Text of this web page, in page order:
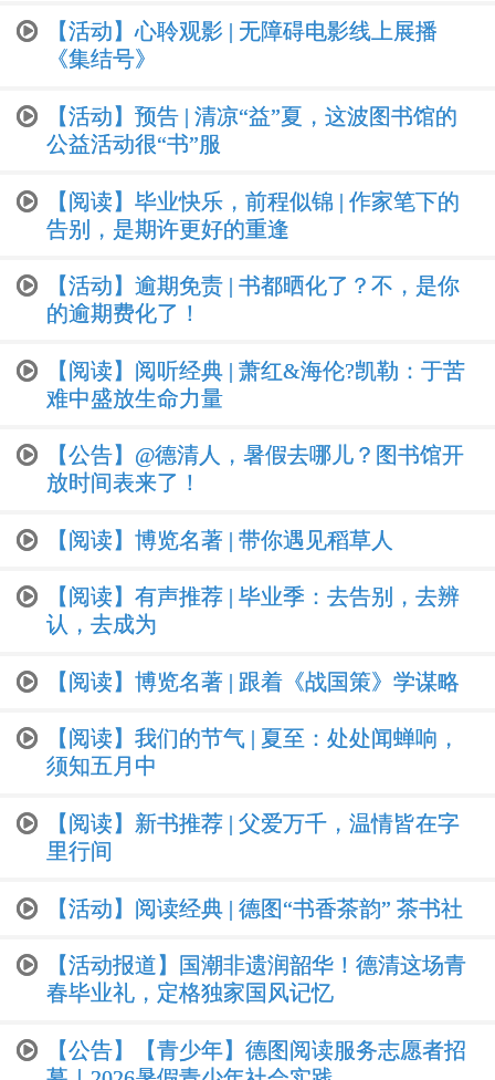
【活动】心聆观影 | 无障碍电影线上展播
《集结号》
【活动】预告 | 清凉“益”夏，这波图书馆的
公益活动很“书”服
【阅读】毕业快乐，前程似锦 | 作家笔下的
告别，是期许更好的重逢
【活动】逾期免责 | 书都晒化了？不，是你
的逾期费化了！
【阅读】阅听经典 | 萧红&海伦?凯勒：于苦
难中盛放生命力量
【公告】@德清人，暑假去哪儿？图书馆开
放时间表来了！
【阅读】博览名著 | 带你遇见稻草人
【阅读】有声推荐 | 毕业季：去告别，去辨
认，去成为
【阅读】博览名著 | 跟着《战国策》学谋略
【阅读】我们的节气 | 夏至：处处闻蝉响，
须知五月中
【阅读】新书推荐 | 父爱万千，温情皆在字
里行间
【活动】阅读经典 | 德图“书香茶韵” 茶书社
【活动报道】国潮非遗润韶华！德清这场青
春毕业礼，定格独家国风记忆
【公告】【青少年】德图阅读服务志愿者招